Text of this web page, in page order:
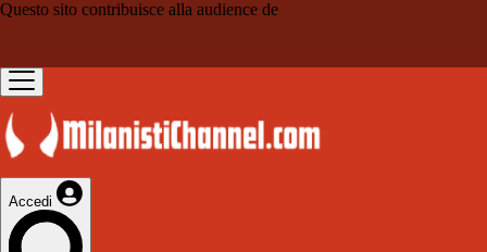
Questo sito contribuisce alla audience de
Accedi